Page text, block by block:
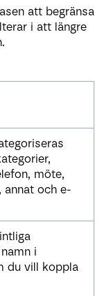
att begränsa
i att längre
möte,
annat och e-
i
du vill koppla